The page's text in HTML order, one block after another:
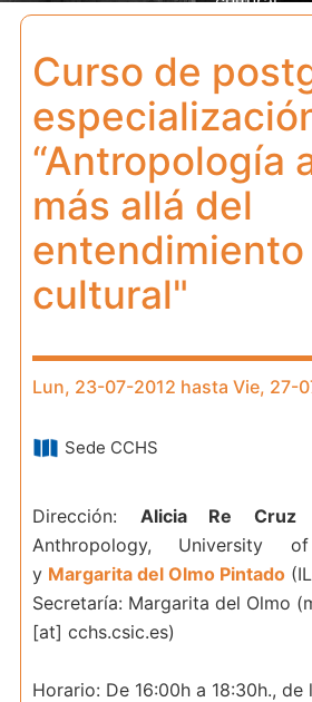
Curso de
“Antropología
más allá del
entendimiento
cultural"
Lun, 23-07-2012 hasta Vie, 27-
Sede CCHS
Dirección: Alicia Re Cruz
Anthropology, University
y Margarita del Olmo Pintado
Secretaría: Margarita del Olmo (
[at] cchs.csic.es)
Horario: De 16:00h a 18:30h., de